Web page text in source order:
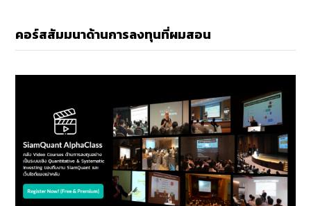
คอร์สสัมมนาด้านการลงทุนที่ผมสอน